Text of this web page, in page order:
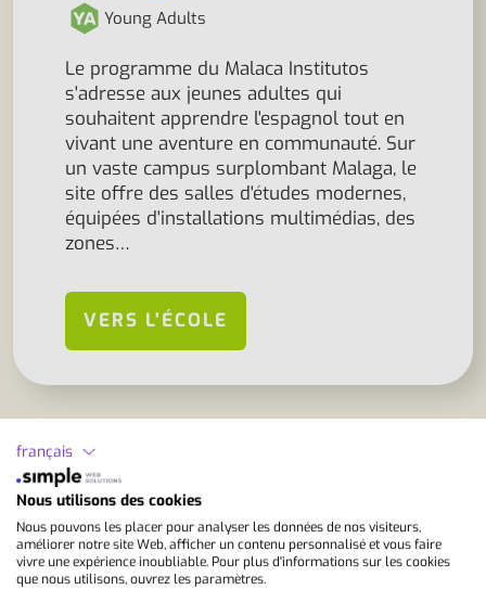
Young Adults
Le programme du Malaca Institutos
s'adresse aux jeunes adultes qui
souhaitent apprendre l'espagnol tout en
vivant une aventure en communauté. Sur
un vaste campus surplombant Malaga, le
site offre des salles d'études modernes,
équipées d'installations multimédias, des
zones…
VERS L'ÉCOLE
Apprendre l'espagnol à Málaga
français
Nous utilisons des cookies
Nous pouvons les placer pour analyser les données de nos visiteurs,
améliorer notre site Web, afficher un contenu personnalisé et vous faire
vivre une expérience inoubliable. Pour plus d'informations sur les cookies
que nous utilisons, ouvrez les paramètres.